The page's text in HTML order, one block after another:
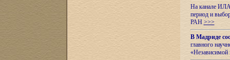
На канале
период и
РАН >>>
В Мадриде
главного
«Независимой